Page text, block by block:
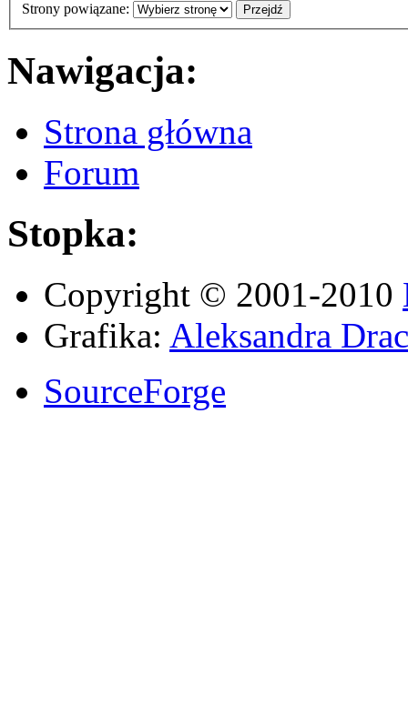
Strony powiązane:
Nawigacja:
Strona główna
Forum
Stopka:
Copyright © 2001-2010
Grafika: Aleksandra
SourceForge